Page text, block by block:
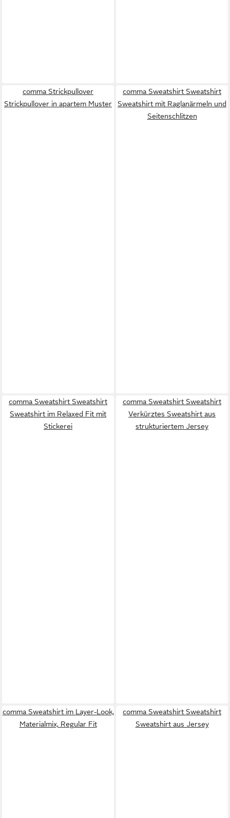
comma Strickpullover
Strickpullover in apartem Muster
comma Sweatshirt Sweatshirt
Sweatshirt mit Raglanärmeln und
Seitenschlitzen
comma Sweatshirt Sweatshirt
Sweatshirt im Relaxed Fit mit
Stickerei
comma Sweatshirt Sweatshirt
Verkürztes Sweatshirt aus
strukturiertem Jersey
comma Sweatshirt im Layer-Look,
Materialmix, Regular Fit
comma Sweatshirt Sweatshirt
Sweatshirt aus Jersey